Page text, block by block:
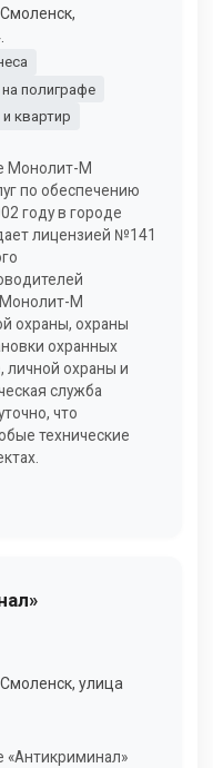
полиграфе
квартир
Монолит-М
по обеспечению
году в городе
лицензией №141
М
охраны, охраны
охранных
личной охраны и
служба
что
технические
улица
«Антикриминал»